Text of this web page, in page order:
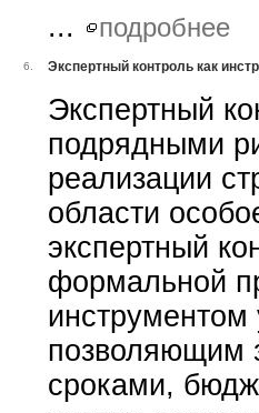
...
подробнее
6. Экспертный контроль как
Экспертный
подрядными
реализации
области
экспертный
формальной
позволяющим
сроками,